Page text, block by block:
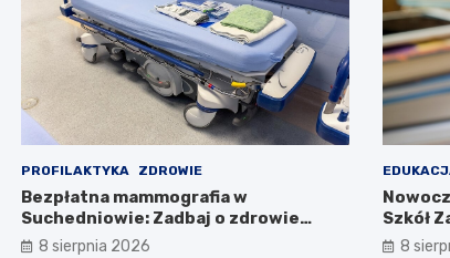
PROFILAKTYKA ZDROWIE
Bezpłatna mammografia w
Suchedniowie: Zadbaj o zdrowie
piersi!
8 sierpnia 2026
Szkół
8